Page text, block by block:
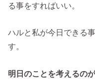
る事をすればいい。
ハルと私が今日できる
す。
明日のことを考えるの